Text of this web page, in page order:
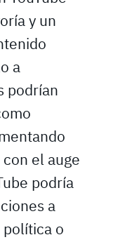
y un
a
podrían
el auge
podría
a
política o